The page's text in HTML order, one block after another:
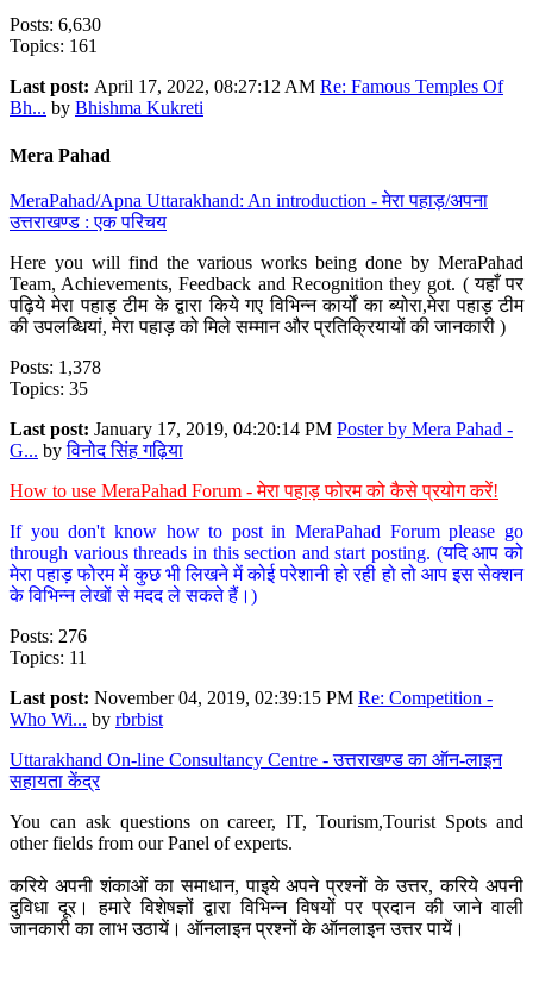
Posts: 6,630
Topics: 161
Last post: April 17, 2022, 08:27:12 AM Re: Famous Temples Of
Bh... by Bhishma Kukreti
Mera Pahad
MeraPahad/Apna Uttarakhand: An introduction - मेरा पहाड़/अपना
उत्तराखण्ड : एक परिचय
Here you will find the various works being done by MeraPahad
Team, Achievements, Feedback and Recognition they got. ( यहाँ पर
पढ़िये मेरा पहाड़ टीम के द्वारा किये गए विभिन्न कार्यों का ब्योरा,मेरा पहाड़ टीम
की उपलब्धियां, मेरा पहाड़ को मिले सम्मान और प्रतिक्रियायों की जानकारी )
Posts: 1,378
Topics: 35
Last post: January 17, 2019, 04:20:14 PM Poster by Mera Pahad -
G... byविनोद सिंह गढ़िया
How to use MeraPahad Forum - मेरा पहाड़ फोरम को कैसे प्रयोग करें!
If you don't know how to post in MeraPahad Forum please go
through various threads in this section and start posting. (यदि आप को
मेरा पहाड़ फोरम में कुछ भी लिखने में कोई परेशानी हो रही हो तो आप इस सेक्शन
के विभिन्न लेखों से मदद ले सकते हैं।)
Posts: 276
Topics: 11
Last post: November 04, 2019, 02:39:15 PM Re: Competition -
Who Wi... by rbrbist
Uttarakhand On-line Consultancy Centre - उत्तराखण्ड का ऑन-लाइन
सहायता केंद्र
You can ask questions on career, IT, Tourism,Tourist Spots and
other fields from our Panel of experts.
करिये अपनी शंकाओं का समाधान, पाइये अपने प्रश्नों के उत्तर, करिये अपनी
दुविधा दूर। हमारे विशेषज्ञों द्वारा विभिन्न विषयों पर प्रदान की जाने वाली
जानकारी का लाभ उठायें। ऑनलाइन प्रश्नों के ऑनलाइन उत्तर पायें।